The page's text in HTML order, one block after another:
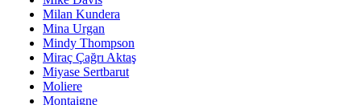
Milan Kundera
Mina Urgan
Mindy Thompson
Miraç Çağrı Aktaş
Miyase Sertbarut
Moliere
Montaigne